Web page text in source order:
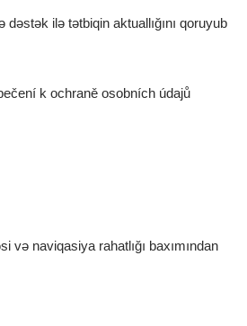
ilə tətbiqin aktuallığını qoruyub
k ochraně osobních údajů
və naviqasiya rahatlığı baxımından